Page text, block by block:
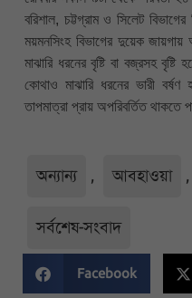
বরিশাল, চট্টগ্রাম ও সিলেট
ময়মনসিংহ বিভাগের দুয়েক জায়গায়
মাঝারি ধরনের বৃষ্টি বা বজ্রসহ
কোথাও মাঝারি ধরনের ভারী
তাপমাত্রা প্রায় অপরিবর্তিত থাকতে
অন্যান্য , আবহাওয়া ,
সর্বশেষ-সংবাদ
Facebook